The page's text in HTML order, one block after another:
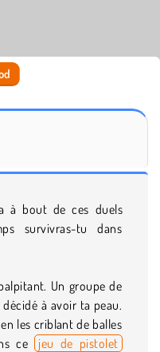
à bout de ces duels
survivras-tu dans
Un groupe de
à avoir ta peau.
les criblant de balles
ce jeu de pistolet